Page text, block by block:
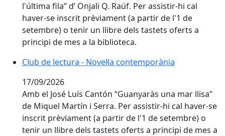
l'última fila” d’ Onjali Q. Raúf. Per assistir-hi cal
haver-se inscrit prèviament (a partir de l'1 de
setembre) o tenir un llibre dels tastets oferts a
principi de mes a la biblioteca.
Club de lectura - Novel·la contemporània
17/09/2026
Amb el José Luís Cantón “Guanyaràs una mar llisa”
de Miquel Martín i Serra. Per assistir-hi cal haver-se
inscrit prèviament (a partir de l'1 de setembre) o
tenir un llibre dels tastets oferts a principi de mes a